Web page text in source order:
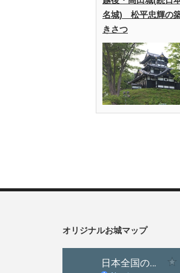
名城) 松平忠輝の
きさつ
オリジナルお城マップ